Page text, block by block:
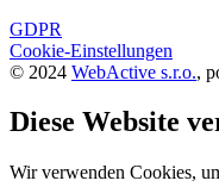
GDPR
Cookie-Einstellungen
© 2024 WebActive s.r.o.,
Diese Website
Wir verwenden Cookies,